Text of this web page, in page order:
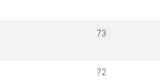
73
72